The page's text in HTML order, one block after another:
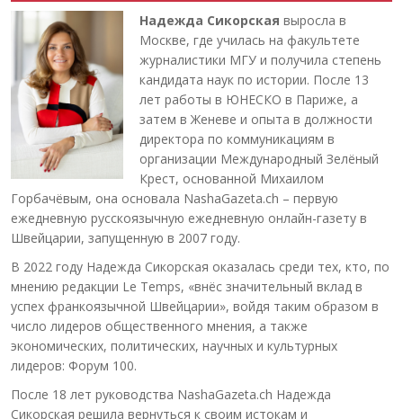
Надежда Сикорская выросла в
Москве, где училась на факультете
журналистики МГУ и получила степень
кандидата наук по истории. После 13
лет работы в ЮНЕСКО в Париже, а
затем в Женеве и опыта в должности
директора по коммуникациям в
организации Международный Зелёный
Крест, основанной Михаилом
Горбачёвым, она основала NashaGazeta.ch – первую
ежедневную русскоязычную ежедневную онлайн-газету в
Швейцарии, запущенную в 2007 году.
В 2022 году Надежда Сикорская оказалась среди тех, кто, по
мнению редакции Le Temps, «внёс значительный вклад в
успех франкоязычной Швейцарии», войдя таким образом в
число лидеров общественного мнения, а также
экономических, политических, научных и культурных
лидеров: Форум 100.
После 18 лет руководства NashaGazeta.ch Надежда
Сикорская решила вернуться к своим истокам и